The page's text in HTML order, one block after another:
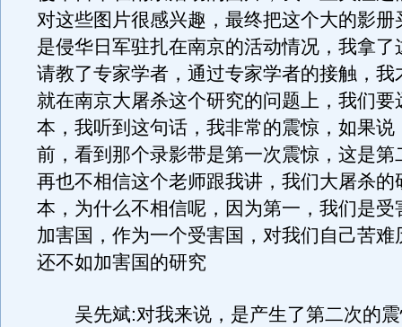
对这些图片很感兴趣，最终把这个大的影册
是侵华日军驻扎在南京的活动情况，我拿了
请教了专家学者，通过专家学者的接触，我
就在南京大屠杀这个研究的问题上，我们要
本，我听到这句话，我非常的震惊，如果说
前，看到那个录影带是第一次震惊，这是第
再也不相信这个老师跟我讲，我们大屠杀的
本，为什么不相信呢，因为第一，我们是受
加害国，作为一个受害国，对我们自己苦难
还不如加害国的研究
吴先斌:对我来说，是产生了第二次的震